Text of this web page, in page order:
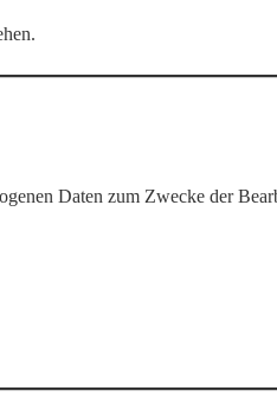
Daten zum Zwecke der